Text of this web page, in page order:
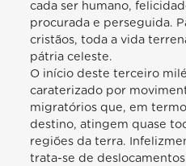
cada ser humano,
procurada e perseguida.
cristãos, toda a vida
pátria celeste.
O início deste terceiro
caraterizado por
migratórios que, em
destino, atingem quase
regiões da terra.
trata-se de deslocamentos